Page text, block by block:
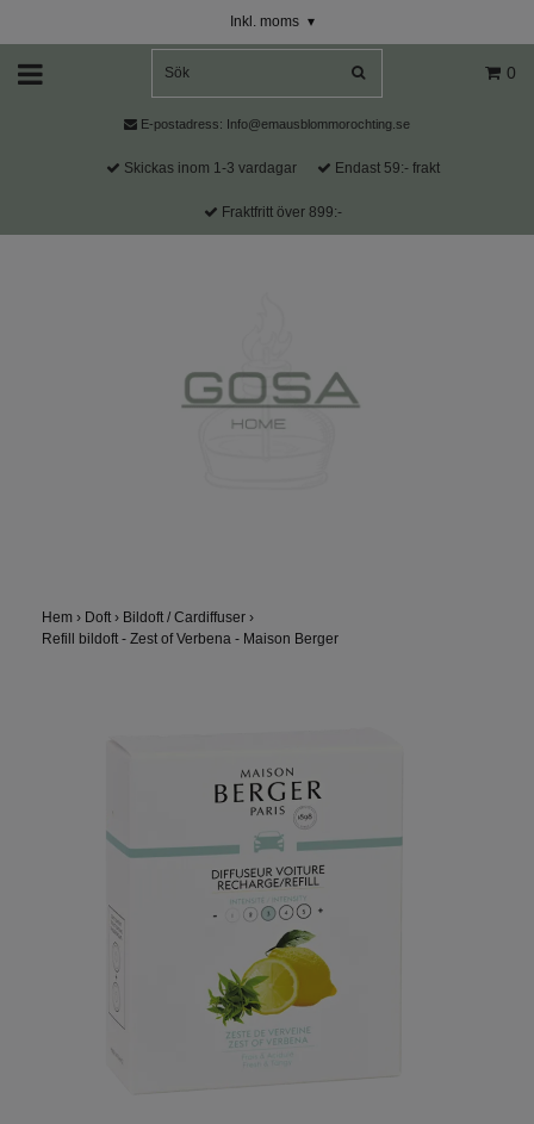
Inkl. moms ▾
0
E-postadress: Info@emausblommorochting.se
Skickas inom 1-3 vardagar Endast 59:- frakt
Fraktfritt över 899:-
Hem › Doft › Bildoft / Cardiffuser ›
Refill bildoft - Zest of Verbena - Maison Berger